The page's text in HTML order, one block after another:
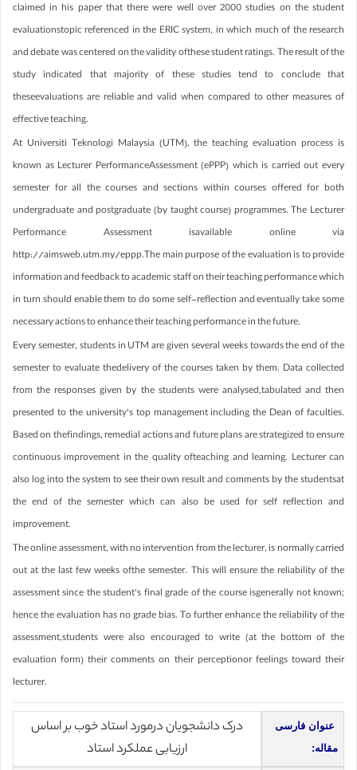
claimed in his paper that there were well over 2000 studies on the student
evaluationstopic referenced in the ERIC system, in which much of the research
and debate was centered on the validity ofthese student ratings. The result of the
study indicated that majority of these studies tend to conclude that
theseevaluations are reliable and valid when compared to other measures of
effective teaching.
At Universiti Teknologi Malaysia (UTM), the teaching evaluation process is
known as Lecturer PerformanceAssessment (ePPP) which is carried out every
semester for all the courses and sections within courses offered for both
undergraduate and postgraduate (by taught course) programmes. The Lecturer
Performance Assessment isavailable online via
http://aimsweb.utm.my/eppp.The main purpose of the evaluation is to provide
information and feedback to academic staff on their teaching performance which
in turn should enable them to do some self-reflection and eventually take some
necessary actions to enhance their teaching performance in the future.
Every semester, students in UTM are given several weeks towards the end of the
semester to evaluate thedelivery of the courses taken by them. Data collected
from the responses given by the students were analysed,tabulated and then
presented to the university’s top management including the Dean of faculties.
Based on thefindings, remedial actions and future plans are strategized to ensure
continuous improvement in the quality ofteaching and learning. Lecturer can
also log into the system to see their own result and comments by the studentsat
the end of the semester which can also be used for self reflection and
improvement.
The online assessment, with no intervention from the lecturer, is normally carried
out at the last few weeks ofthe semester. This will ensure the reliability of the
assessment since the student’s final grade of the course isgenerally not known;
hence the evaluation has no grade bias. To further enhance the reliability of the
assessment,students were also encouraged to write (at the bottom of the
evaluation form) their comments on their perceptionor feelings toward their
lecturer.
عنوان فارسی
مقاله:
درک دانشجویان درمورد استاد خوب بر اساس
ارزیابی عملکرد استاد